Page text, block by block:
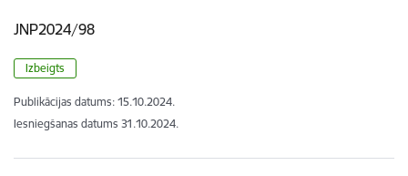
JNP2024/98
Izbeigts
Publikācijas datums: 15.10.2024.
Iesniegšanas datums 31.10.2024.